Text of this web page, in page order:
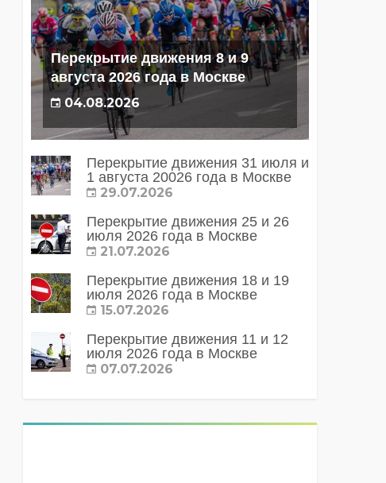
Перекрытие движения 8 и 9
августа 2026 года в Москве
04.08.2026
Перекрытие движения 31 июля и
1 августа 20026 года в Москве
29.07.2026
Перекрытие движения 25 и 26
июля 2026 года в Москве
21.07.2026
Перекрытие движения 18 и 19
июля 2026 года в Москве
15.07.2026
Перекрытие движения 11 и 12
июля 2026 года в Москве
07.07.2026